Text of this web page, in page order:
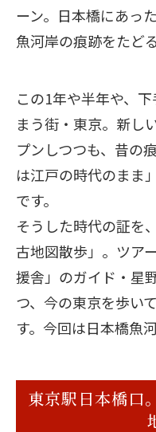
この1年や半年や、
まう街・東京。新し
プンしつつも、昔の
は江戸の時代のまま
です。
そうした時代の証を
古地図散歩」。ツア
援舎」のガイド・星
つ、今の東京を歩い
す。今回は日本橋魚
東京駅日本橋口